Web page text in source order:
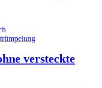
versteckte